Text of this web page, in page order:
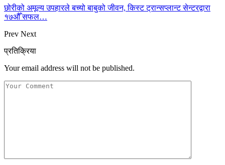
छोरीको अमूल्य उपहारले बच्यो बाबुको जीवन, किस्ट ट्रान्सप्लान्ट सेन्टरद्वारा
१७औँ सफल…
Prev Next
प्रतिक्रिया
Your email address will not be published.